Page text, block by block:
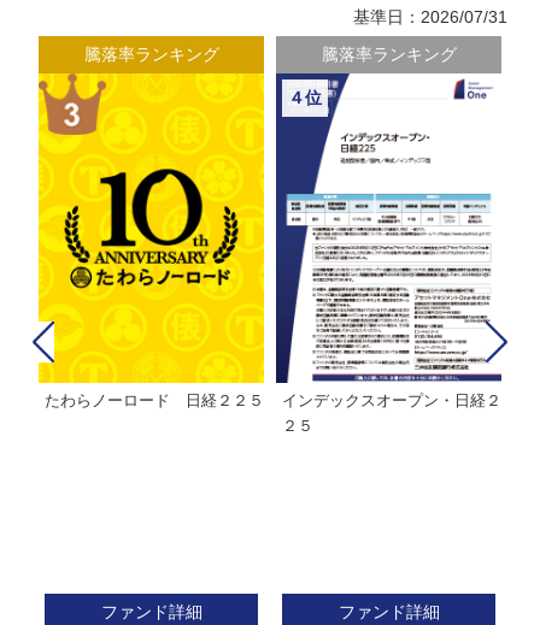
基準日：2026/07/31
騰落率ランキング
わらノーロード 日経２２５
ファンド詳細
騰落率ランキング
４位
インデックスオープン・日経２
ファンド詳細
５位
ＭＨＡＭ